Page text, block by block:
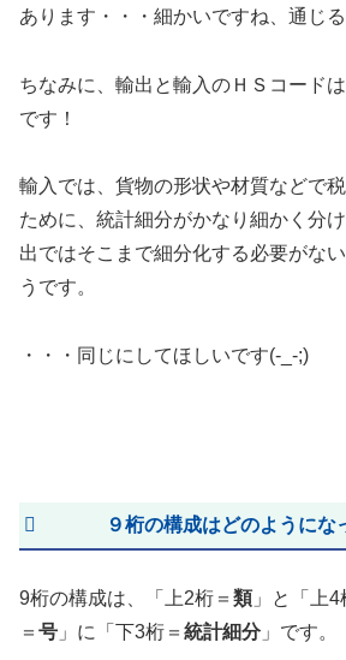
あります・・・細かいですね、通じる
ちなみに、輸出と輸入のＨＳコード
です！
輸入では、貨物の形状や材質などで
ために、統計細分がかなり細かく分
出ではそこまで細分化する必要がな
うです。
・・・同じにしてほしいです(-_-;)
９桁の構成はどのようにな
9桁の構成は、「上2桁＝ 類」と「上4
＝ 号 」に「下3桁＝ 統計細分」です。